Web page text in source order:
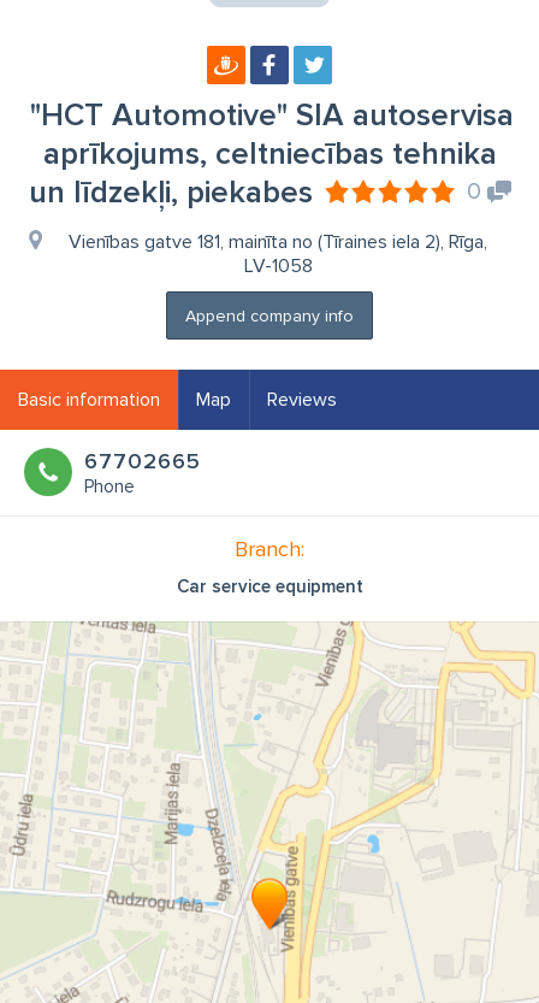
"HCT Automotive" SIA autoservisa
aprīkojums, celtniecības tehnika
un līdzekļi, piekabes
0
Vienības gatve 181, mainīta no (Tīraines iela 2), Rīga,
LV-1058
Append company info
Basic information Map Reviews
67702665
Phone
Branch:
Car service equipment